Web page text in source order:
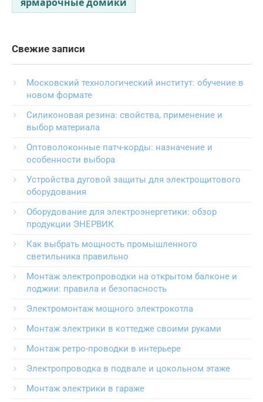
Свежие записи
Московский технологический институт: обучение в
новом формате
Силиконовая резина: свойства, применение и
выбор материала
Оптоволоконные патч-корды: назначение и
особенности выбора
Устройства дуговой защиты для электрощитового
оборудования
Оборудование для электроэнергетики: обзор
продукции ЭНЕРВИК
Как выбрать мощность промышленного
светильника правильно
Монтаж электропроводки на открытом балконе и
лоджии: правила и безопасность
Электромонтаж мощного электрокотла
Монтаж электрики в коттедже своими руками
Монтаж ретро-проводки в интерьере
Электропроводка в подвале и цокольном этаже
Монтаж электрики в гараже